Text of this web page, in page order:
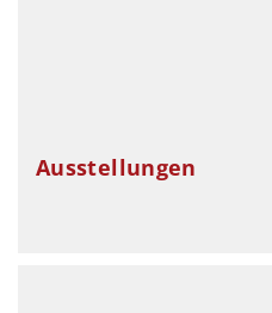
Ausstellungen